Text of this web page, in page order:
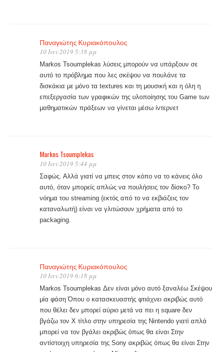
Παναγιώτης Κυριακόπουλος
10 Ιαν 2019 5:38 μμ
Markos Tsoumplekas λύσεις μπορούν να υπάρξουν σε
αυτό το πρόβλημα που λες σκέψου να πουλάνε τα
δισκάκια με μόνο τα textures και τη μουσική και η όλη η
επεξεργασία των γραφικών της υλοποίησης του Game των
μαθηματικών πράξεων να γίνεται μέσω ίντερνετ
Markos Tsoumplekas
10 Ιαν 2019 5:44 μμ
Σαφώς. Αλλά γιατί να μπεις στον κόπο να το κάνεις όλο
αυτό, όταν μπορείς απλώς να πουλήσεις τον δίσκο? Το
νόημα του streaming (εκτός από το να εκβιάζεις τον
καταναλωτή) είναι να γλιτώσουν χρήματα από το
packaging.
Παναγιώτης Κυριακόπουλος
10 Ιαν 2019 6:18 μμ
Markos Tsoumplekas Δεν είναι μόνο αυτό ξαναλέω Σκέψου
μία φάση Όπου ο κατασκευαστής φτιάχνει ακριβώς αυτό
που θέλει δεν μπορεί αύριο μετά να πει η square δεν
βγάζω τον Χ τίτλο στην υπηρεσία της Nintendo γιατί απλά
μπορεί να τον βγάλει ακριβώς όπως θα είναι Στην
αντίστοιχη υπηρεσία της Sony ακριβώς όπως θα είναι Στην